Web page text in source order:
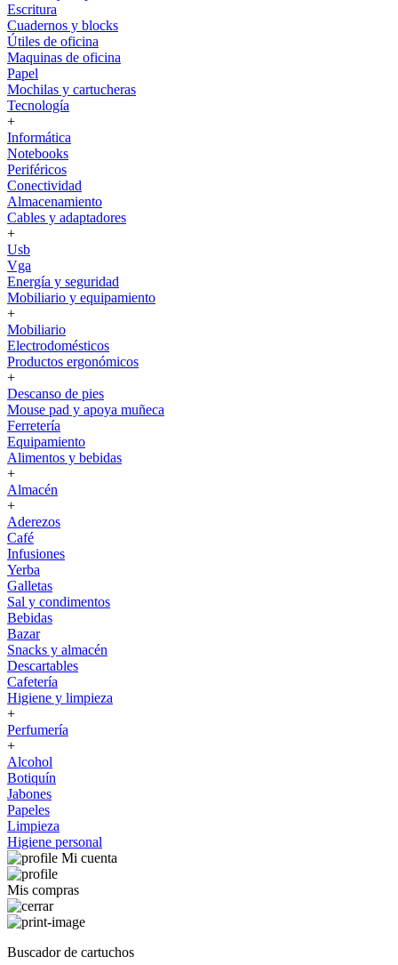
Escritura
Cuadernos y blocks
Útiles de oficina
Maquinas de oficina
Papel
Mochilas y cartucheras
Tecnología
+
Informática
Notebooks
Periféricos
Conectividad
Almacenamiento
Cables y adaptadores
+
Usb
Vga
Energía y seguridad
Mobiliario y equipamiento
+
Mobiliario
Electrodomésticos
Productos ergonómicos
+
Descanso de pies
Mouse pad y apoya muñeca
Ferretería
Equipamiento
Alimentos y bebidas
+
Almacén
+
Aderezos
Café
Infusiones
Yerba
Galletas
Sal y condimentos
Bebidas
Bazar
Snacks y almacén
Descartables
Cafetería
Higiene y limpieza
+
Perfumería
+
Alcohol
Botiquín
Jabones
Papeles
Limpieza
Higiene personal
Mi cuenta
Mis compras
Buscador de cartuchos